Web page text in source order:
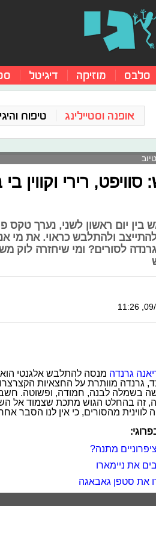
סלבס מוזיקה דיגיטל
אופנה וסטיילינג טיפוח
סוויפט, רירי וקווין
ולהתלבש כראוי. את מי
לסורים? ומי שיחזרה לוק
גרנדה מנסה להתלבש אלגנטי
גרנדה מוותרת על החצאיות
בשמלה לבנה, חמודה, ופשוטה.
זה בהחלט הגוש מתכת שצמוד אל
מהסורים, כי אין לנו הסבר
מתנה?
את ניימארו
את סטפן גאבאגה